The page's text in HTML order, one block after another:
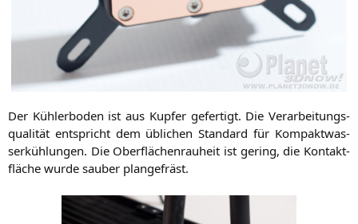
Der Küh­ler­bo­den ist aus Kup­fer gefer­tigt. Die Ver­ar­bei­tungs­
qua­li­tät ent­spricht dem übli­chen Stan­dard für Kom­pakt­was­
ser­küh­lun­gen. Die Ober­flä­chen­rau­heit ist gering, die Kon­takt­
flä­che wur­de sau­ber plangefräst.